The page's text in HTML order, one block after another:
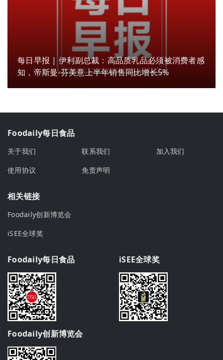
每日早报 | 伊利副总裁：高品质乳品必须被消费者感
知，帝斯曼-芬美意上半年销售同比增长5%
Foodaily每日食品
关于我们 联系我们
加入我们
使用协议
免责声明
相关链接
Foodaily创新博览会
iSEE全球奖
Foodaily每日食品 iSEE全球奖
Foodaily创新博览会